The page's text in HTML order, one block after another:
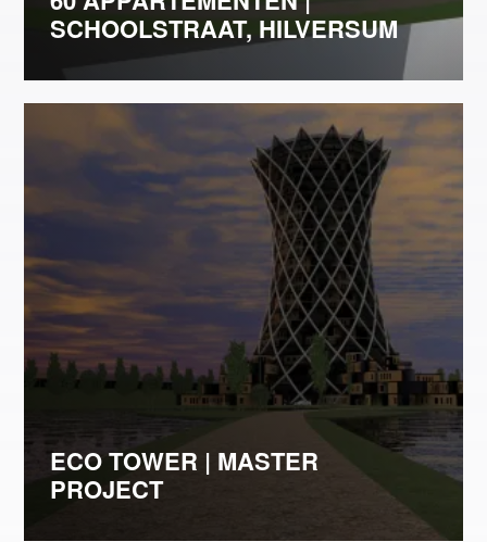
SCHOOLSTRAAT, HILVERSUM
ECO TOWER | MASTER
PROJECT